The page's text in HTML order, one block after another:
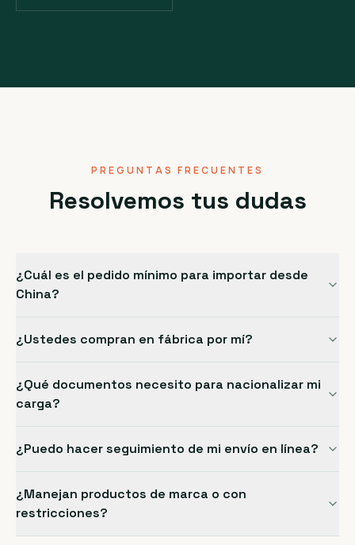
PREGUNTAS FRECUENTES
Resolvemos tus dudas
¿Cuál es el pedido mínimo para importar desde
China?
¿Ustedes compran en fábrica por mí?
¿Qué documentos necesito para nacionalizar mi
carga?
¿Puedo hacer seguimiento de mi envío en línea?
¿Manejan productos de marca o con
restricciones?